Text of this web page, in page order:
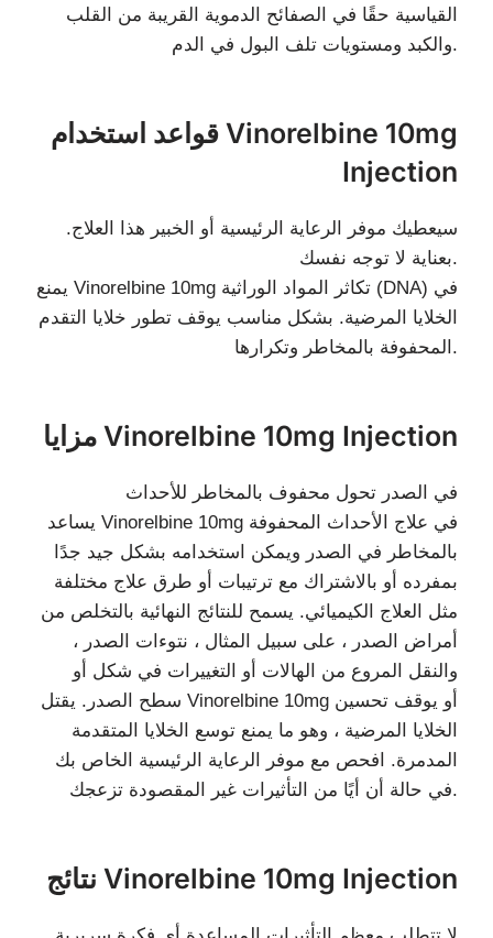
القياسية حقًا في الصفائح الدموية القريبة من القلب
والكبد ومستويات تلف البول في الدم.
قواعد استخدام Vinorelbine 10mg
Injection
سيعطيك موفر الرعاية الرئيسية أو الخبير هذا العلاج.
بعناية لا توجه نفسك.
يمنع Vinorelbine 10mg تكاثر المواد الوراثية (DNA) في
الخلايا المرضية. بشكل مناسب يوقف تطور خلايا التقدم
المحفوفة بالمخاطر وتكرارها.
مزايا Vinorelbine 10mg Injection
في الصدر تحول محفوف بالمخاطر للأحداث
يساعد Vinorelbine 10mg في علاج الأحداث المحفوفة
بالمخاطر في الصدر ويمكن استخدامه بشكل جيد جدًا
بمفرده أو بالاشتراك مع ترتيبات أو طرق علاج مختلفة
مثل العلاج الكيميائي. يسمح للنتائج النهائية بالتخلص من
أمراض الصدر ، على سبيل المثال ، نتوءات الصدر ،
والنقل المروع من الهالات أو التغييرات في شكل أو
سطح الصدر. يقتل Vinorelbine 10mg أو يوقف تحسين
الخلايا المرضية ، وهو ما يمنع توسع الخلايا المتقدمة
المدمرة. افحص مع موفر الرعاية الرئيسية الخاص بك
في حالة أن أيًا من التأثيرات غير المقصودة تزعجك.
نتائج Vinorelbine 10mg Injection